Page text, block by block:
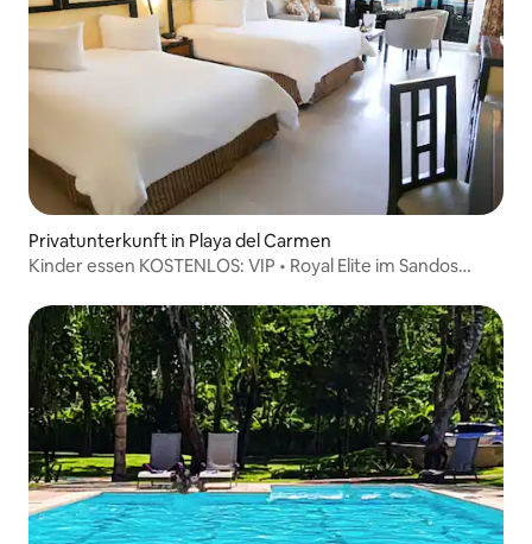
Privatunterkunft in Playa del Carmen
Kinder essen KOSTENLOS: VIP • Royal Elite im Sandos